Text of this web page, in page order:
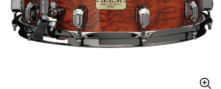
管楽器 その他楽器